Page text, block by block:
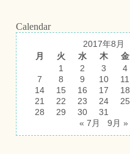
Calendar
2017年8月
月
火 水 木 金
1
2 3 4
7
8 9 10 11
14
15 16 17 18
21
22 23 24 25
28
29 30
31
« 7月
9月 »